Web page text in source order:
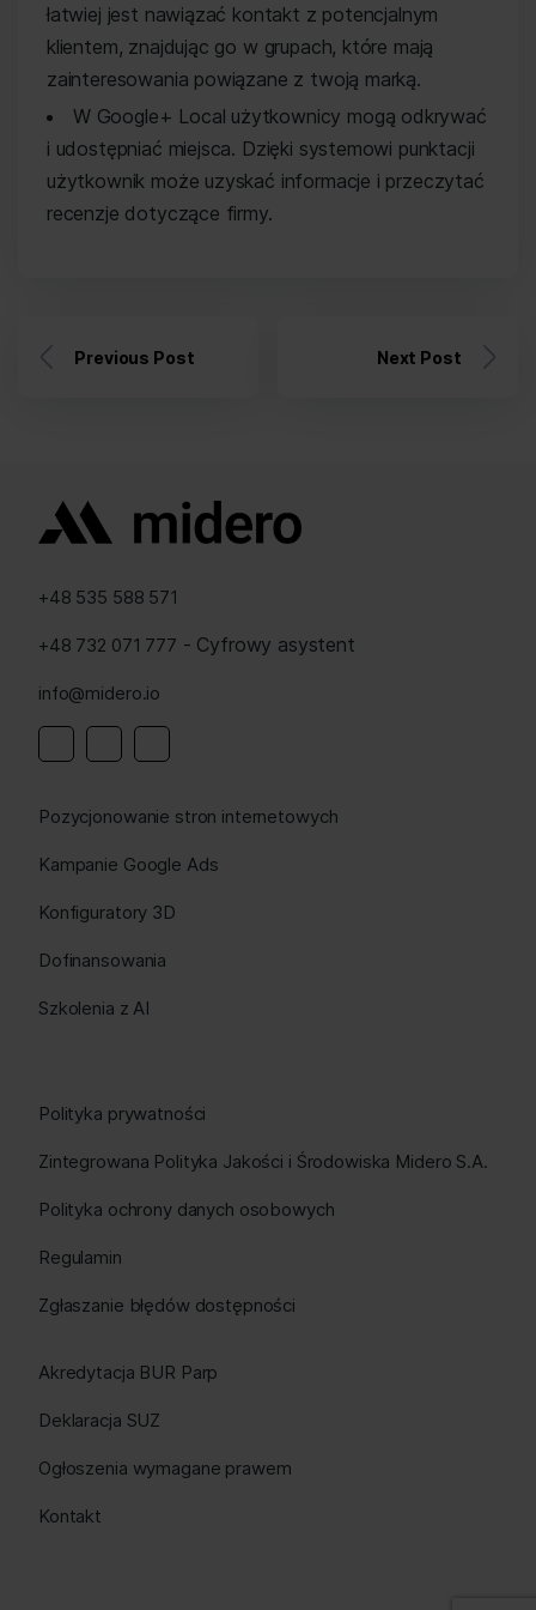
łatwiej jest nawiązać kontakt z potencjalnym
klientem, znajdując go w grupach, które mają
zainteresowania powiązane z twoją marką.
W Google+ Local użytkownicy mogą odkrywać
i udostępniać miejsca. Dzięki systemowi punktacji
użytkownik może uzyskać informacje i przeczytać
recenzje dotyczące firmy.
Previous Post Next Post
+48 535 588 571
+48 732 071 777 - Cyfrowy asystent
info@midero.io
Pozycjonowanie stron internetowych
Kampanie Google Ads
Konfiguratory 3D
Dofinansowania
Szkolenia z AI
Polityka prywatności
Zintegrowana Polityka Jakości i Środowiska Midero S.A.
Polityka ochrony danych osobowych
Regulamin
Zgłaszanie błędów dostępności
Akredytacja BUR Parp
Deklaracja SUZ
Ogłoszenia wymagane prawem
Kontakt